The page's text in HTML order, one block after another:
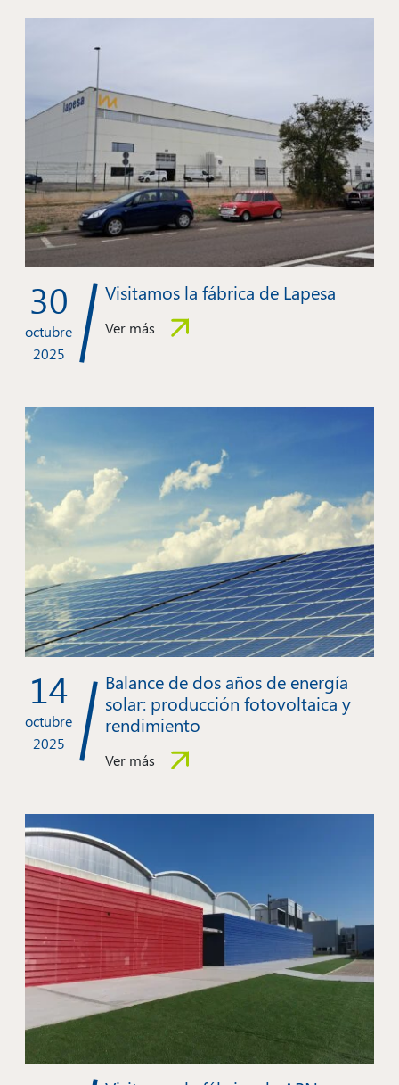
30
octubre
2025
Visitamos la fábrica de Lapesa
Ver más
14
octubre
2025
Balance de dos años de energía
solar: producción fotovoltaica y
rendimiento
Ver más